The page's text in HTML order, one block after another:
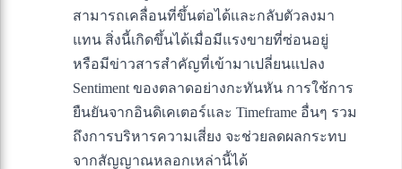
สามารถเคลื่อนที่ขึ้นต่อได้และกลับตัวลงมา
แทน สิ่งนี้เกิดขึ้นได้เมื่อมีแรงขายที่ซ่อนอยู่
หรือมีข่าวสารสำคัญที่เข้ามาเปลี่ยนแปลง
Sentiment ของตลาดอย่างกะทันหัน การใช้การ
ยืนยันจากอินดิเคเตอร์และ Timeframe อื่นๆ รวม
ถึงการบริหารความเสี่ยง จะช่วยลดผลกระทบ
จากสัญญาณหลอกเหล่านี้ได้